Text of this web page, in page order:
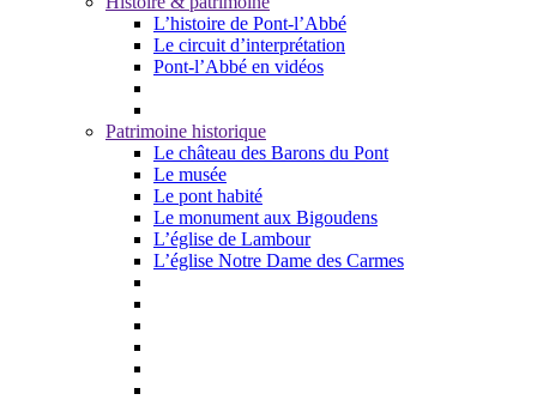
L’histoire de Pont-l’Abbé
Le circuit d’interprétation
Pont-l’Abbé en vidéos
Patrimoine historique
Le château des Barons du Pont
Le musée
Le pont habité
Le monument aux Bigoudens
L’église de Lambour
L’église Notre Dame des Carmes